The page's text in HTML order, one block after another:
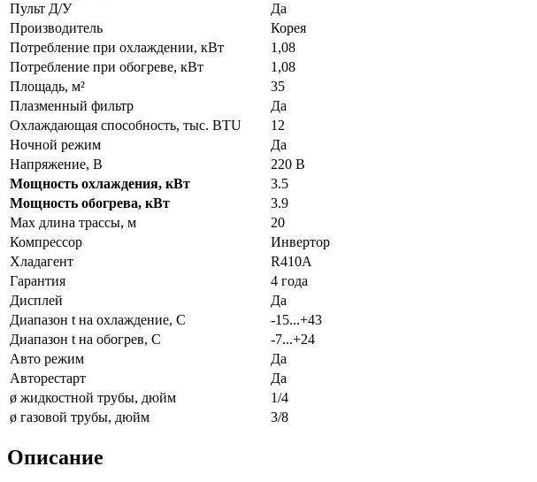
Пульт Д/У
Да
Производитель
Корея
Потребление при охлаждении, кВт
1,08
Потребление при обогреве, кВт
1,08
Площадь, м²
35
Плазменный фильтр
Да
Охлаждающая способность, тыс. BTU
12
Ночной режим
Да
Напряжение, В
220 В
Мощность охлаждения, кВт
3.5
Мощность обогрева, кВт
3.9
Max длина трассы, м
20
Компрессор
Инвертор
Хладагент
R410A
Гарантия
4 года
Дисплей
Да
Диапазон t на охлаждение, С
-15...+43
Диапазон t на обогрев, С
-7...+24
Авто режим
Да
Авторестарт
Да
ø жидкостной трубы, дюйм
1/4
ø газовой трубы, дюйм
3/8
Описание